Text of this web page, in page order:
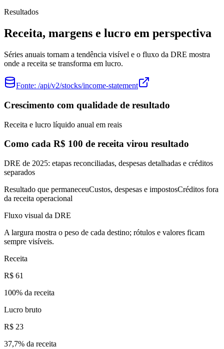
Resultados
Receita, margens e lucro em perspectiva
Séries anuais tornam a tendência visível e o fluxo da DRE mostra
onde a receita se transforma em lucro.
Fonte: /api/v2/stocks/income-statement
Crescimento com qualidade de resultado
Receita e lucro líquido anual em reais
Como cada R$ 100 de receita virou resultado
DRE de 2025: etapas reconciliadas, despesas detalhadas e créditos
separados
Resultado que permaneceuCustos, despesas e impostosCréditos fora
da receita operacional
Fluxo visual da DRE
A largura mostra o peso de cada destino; rótulos e valores ficam
sempre visíveis.
Receita
R$ 61
100% da receita
Lucro bruto
R$ 23
37,7% da receita